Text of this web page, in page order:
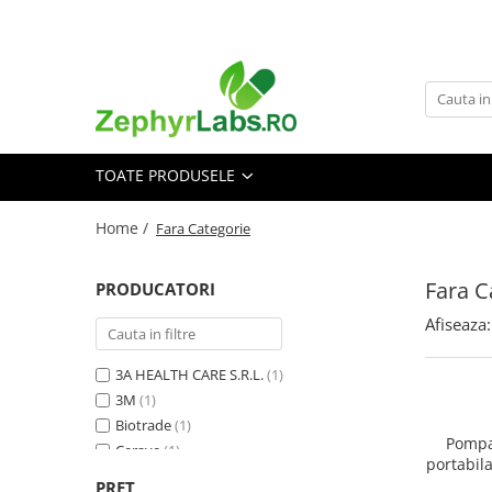
Alimentatie sanatoasa
Ingrijire și cosmetice
Scutece si servetele
Cosmetice copii
Protectie anti-insecte
Hrana pentru bebelusi
TOATE PRODUSELE
Home / Fara Categorie
Fara
PRODUCATORI
3A HEALTH CARE S.R.L.(1)
3M (1)
Biotrade(1)
Cerave (1)
PRET
Afiseaza: